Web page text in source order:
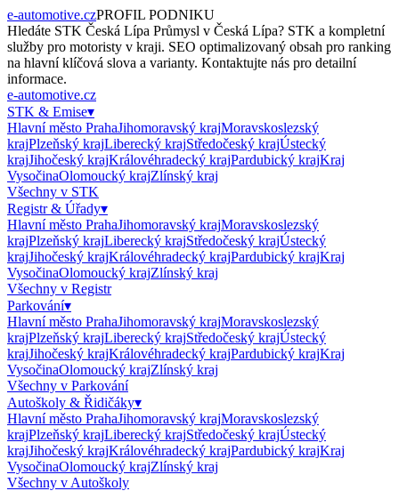
e-automotive.czPROFIL PODNIKU
Hledáte STK Česká Lípa Průmysl v Česká Lípa? STK a kompletní
služby pro motoristy v kraji. SEO optimalizovaný obsah pro ranking
na hlavní klíčová slova a varianty. Kontaktujte nás pro detailní
informace.
e-automotive.cz
STK & Emise▾
Hlavní město PrahaJihomoravský krajMoravskoslezský
krajPlzeňský krajLiberecký krajStředočeský krajÚstecký
krajJihočeský krajKrálovéhradecký krajPardubický krajKraj
VysočinaOlomoucký krajZlínský kraj
Všechny v STK
Registr & Úřady▾
Hlavní město PrahaJihomoravský krajMoravskoslezský
krajPlzeňský krajLiberecký krajStředočeský krajÚstecký
krajJihočeský krajKrálovéhradecký krajPardubický krajKraj
VysočinaOlomoucký krajZlínský kraj
Všechny v Registr
Parkování▾
Hlavní město PrahaJihomoravský krajMoravskoslezský
krajPlzeňský krajLiberecký krajStředočeský krajÚstecký
krajJihočeský krajKrálovéhradecký krajPardubický krajKraj
VysočinaOlomoucký krajZlínský kraj
Všechny v Parkování
Autoškoly & Řidičáky▾
Hlavní město PrahaJihomoravský krajMoravskoslezský
krajPlzeňský krajLiberecký krajStředočeský krajÚstecký
krajJihočeský krajKrálovéhradecký krajPardubický krajKraj
VysočinaOlomoucký krajZlínský kraj
Všechny v Autoškoly